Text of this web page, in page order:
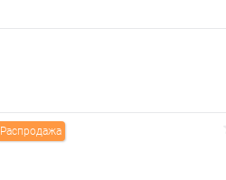
Распродажа